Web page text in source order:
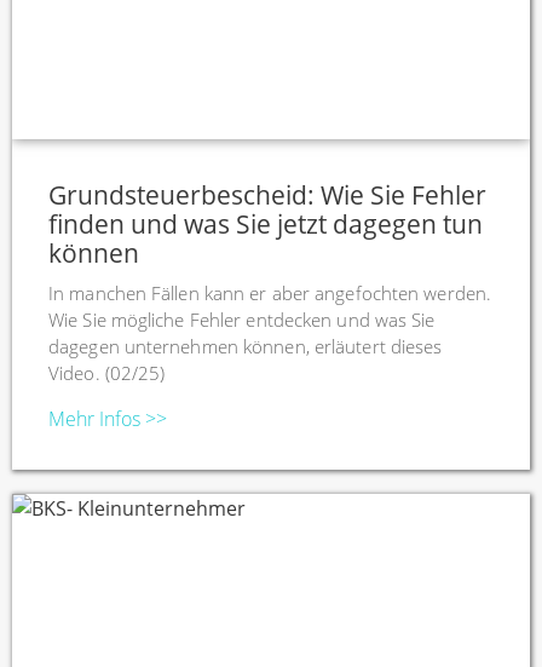
Grundsteuerbescheid: Wie Sie Fehler
finden und was Sie jetzt dagegen tun
können
In manchen Fällen kann er aber angefochten werden.
Wie Sie mögliche Fehler entdecken und was Sie
dagegen unternehmen können, erläutert dieses
Video. (02/25)
Mehr Infos >>